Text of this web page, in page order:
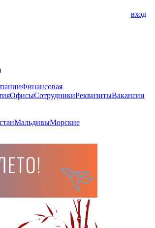
вход
Финансовая
ОфисыСотрудникиРеквизитыВакансии
МальдивыМорские